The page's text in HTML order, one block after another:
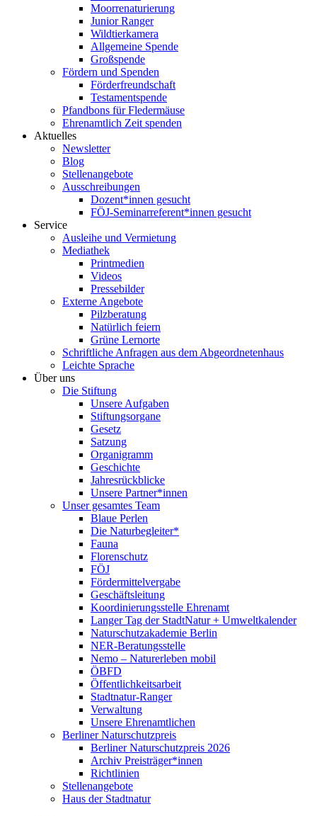
Moorrenaturierung
Junior Ranger
Wildtierkamera
Allgemeine Spende
Großspende
Fördern und Spenden
Förderfreundschaft
Testamentspende
Pfandbons für Fledermäuse
Ehrenamtlich Zeit spenden
Aktuelles
Newsletter
Blog
Stellenangebote
Ausschreibungen
Dozent*innen gesucht
FÖJ-Seminarreferent*innen gesucht
Service
Ausleihe und Vermietung
Mediathek
Printmedien
Videos
Pressebilder
Externe Angebote
Pilzberatung
Natürlich feiern
Grüne Lernorte
Schriftliche Anfragen aus dem Abgeordnetenhaus
Leichte Sprache
Über uns
Die Stiftung
Unsere Aufgaben
Stiftungsorgane
Gesetz
Satzung
Organigramm
Geschichte
Jahresrückblicke
Unsere Partner*innen
Unser gesamtes Team
Blaue Perlen
Die Naturbegleiter*
Fauna
Florenschutz
FÖJ
Fördermittelvergabe
Geschäftsleitung
Koordinierungsstelle Ehrenamt
Langer Tag der StadtNatur + Umweltkalender
Naturschutzakademie Berlin
NER-Beratungsstelle
Nemo – Naturerleben mobil
ÖBFD
Öffentlichkeitsarbeit
Stadtnatur-Ranger
Verwaltung
Unsere Ehrenamtlichen
Berliner Naturschutzpreis
Berliner Naturschutzpreis 2026
Archiv Preisträger*innen
Richtlinien
Stellenangebote
Haus der Stadtnatur